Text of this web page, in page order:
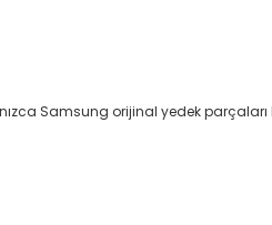
Samsung orijinal yedek